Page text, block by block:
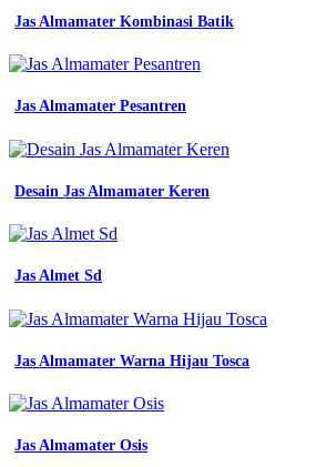
kerja
berhijab
batik
negeri
pontianak
resmi
asn
guru
ppl
pdh
karyawan
satpam
kerja
Jas Almamater Kombinasi Batik
Jas Almamater Pesantren
Desain Jas Almamater Keren
Jas Almet Sd
Jas Almamater Warna Hijau Tosca
Jas Almamater Osis